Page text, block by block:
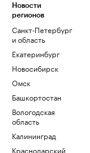
Новости
регионов
Санкт-Петербург
и область
Екатеринбург
Новосибирск
Омск
Башкортостан
Вологодская
область
Калининград
Краснодарский